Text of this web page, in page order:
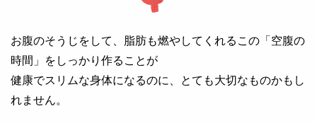
お腹のそうじをして、脂肪も燃やしてくれるこの「空腹の
時間」をしっかり作ることが
健康でスリムな身体になるのに、とても大切なものかもし
れません。